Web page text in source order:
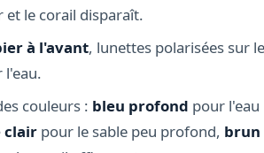
le corail disparaît.
à l'avant, lunettes polarisées sur le
l'eau.
couleurs : bleu profond pour l'eau
clairpour le sable peu profond, brun